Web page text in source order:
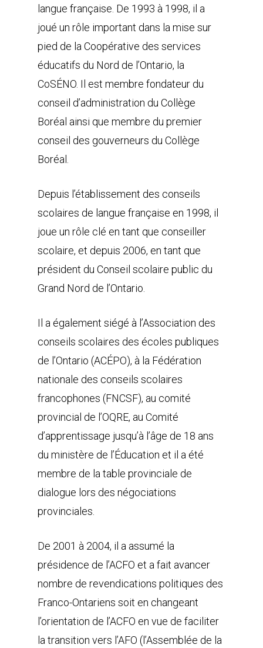
langue française. De 1993 à 1998, il a
joué un rôle important dans la mise sur
pied de la Coopérative des services
éducatifs du Nord de l’Ontario, la
CoSÉNO. Il est membre fondateur du
conseil d’administration du Collège
Boréal ainsi que membre du premier
conseil des gouverneurs du Collège
Boréal.
Depuis l’établissement des conseils
scolaires de langue française en 1998, il
joue un rôle clé en tant que conseiller
scolaire, et depuis 2006, en tant que
président du Conseil scolaire public du
Grand Nord de l’Ontario.
Il a également siégé à l’Association des
conseils scolaires des écoles publiques
de l’Ontario (ACÉPO), à la Fédération
nationale des conseils scolaires
francophones (FNCSF), au comité
provincial de l’OQRE, au Comité
d’apprentissage jusqu’à l’âge de 18 ans
du ministère de l’Éducation et il a été
membre de la table provinciale de
dialogue lors des négociations
provinciales.
De 2001 à 2004, il a assumé la
présidence de l’ACFO et a fait avancer
nombre de revendications politiques des
Franco-Ontariens soit en changeant
l’orientation de l’ACFO en vue de faciliter
la transition vers l’AFO (l’Assemblée de la